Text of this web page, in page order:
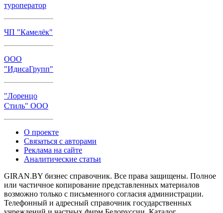
туроператор
ЧП "Камелёк"
ООО
"ИдисаГрупп"
"Лоренцо
Стиль" ООО
О проекте
Связаться с авторами
Реклама на сайте
Аналитические статьи
GIRAN.BY бизнес справочник. Все права защищены. Полное
или частичное копирование представленных материалов
возможно только с письменного согласия администрации.
Телефонный и адресный справочник государственных